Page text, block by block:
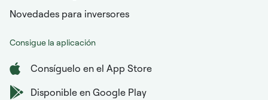
Novedades para inversores
Consigue la aplicación
Consíguelo en el App Store
Disponible en Google Play